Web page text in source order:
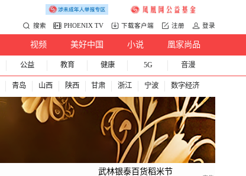
搜索 PHOENIX TV 下载客户端 注册 登录
视频 美好中国 小说 凰家尚品
公益 教育 健康 5G 音漫
青岛 山西 陕西 甘肃 浙江 宁波 数字经济
武林银泰百货稻米节